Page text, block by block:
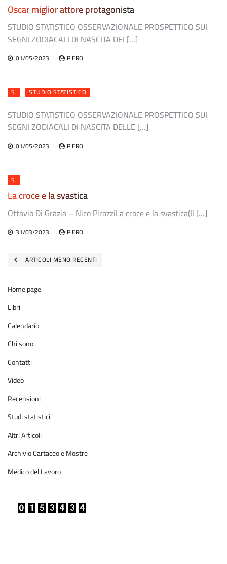
Oscar miglior attore protagonista
STUDIO STATISTICO OSSERVAZIONALE PROSPETTICO SUI
SEGNI ZODIACALI DI NASCITA DEI […]
01/05/2023 PIERO
S. STUDIO STATISTICO
STUDIO STATISTICO OSSERVAZIONALE PROSPETTICO SUI
SEGNI ZODIACALI DI NASCITA DELLE […]
01/05/2023 PIERO
S.
La croce e la svastica
Ottavio Di Grazia – Nico PirozziLa croce e la svastica(Il […]
31/03/2023 PIERO
Navigazione
ARTICOLI MENO RECENTI
Home page
Libri
Calendario
Chi sono
Contatti
Video
Recensioni
Studi statistici
Altri Articoli
Archivio Cartaceo e Mostre
Medico del Lavoro